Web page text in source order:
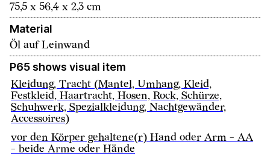
75,5 x 56,4 x 2,3 cm
Material
Öl auf Leinwand
P65 shows visual item
Kleidung, Tracht (Mantel, Umhang, Kleid,
Festkleid, Haartracht, Hosen, Rock, Schürze,
Schuhwerk, Spezialkleidung, Nachtgewänder,
Accessoires)
vor den Körper gehaltene(r) Hand oder Arm - AA
- beide Arme oder Hände